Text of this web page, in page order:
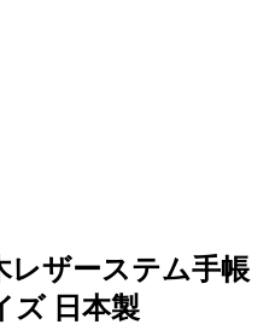
ザーステム手帳
ズ 日本製